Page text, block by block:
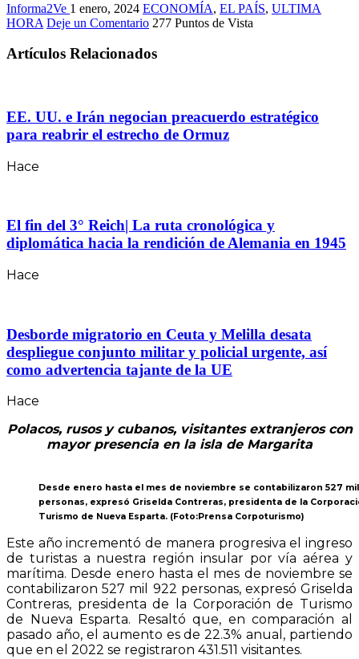
Informa2Ve 1 enero, 2024 ECONOMÍA, EL PAÍS, ULTIMA
HORA Deje un Comentario 277 Puntos de Vista
Artículos Relacionados
EE. UU. e Irán negocian preacuerdo estratégico
para reabrir el estrecho de Ormuz
Hace
El fin del 3° Reich| La ruta cronológica y
diplomática hacia la rendición de Alemania en 1945
Hace
Desborde migratorio en Ceuta y Melilla desata
despliegue conjunto militar y policial urgente, así
como advertencia tajante de la UE
Hace
Polacos, rusos y cubanos, visitantes extranjeros con
mayor presencia en la isla de Margarita
Desde enero hasta el mes de noviembre se contabilizaron 527
personas, expresó Griselda Contreras, presidenta de la
Turismo de Nueva Esparta. (Foto:Prensa Corpoturismo)
Este año incrementó de manera progresiva el ingreso
de turistas a nuestra región insular por vía aérea y
marítima. Desde enero hasta el mes de noviembre se
contabilizaron 527 mil 922 personas, expresó Griselda
Contreras, presidenta de la Corporación de Turismo
de Nueva Esparta. Resaltó que, en comparación al
pasado año, el aumento es de 22.3% anual, partiendo
que en el 2022 se registraron 431.511 visitantes.